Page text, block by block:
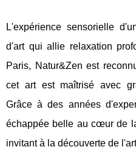
L'expérience sensorielle
d'art qui allie relaxation
Paris, Natur&Zen est
cet art est maîtrisé avec
Grâce à des années
échappée belle au cœur de
invitant à la découverte de